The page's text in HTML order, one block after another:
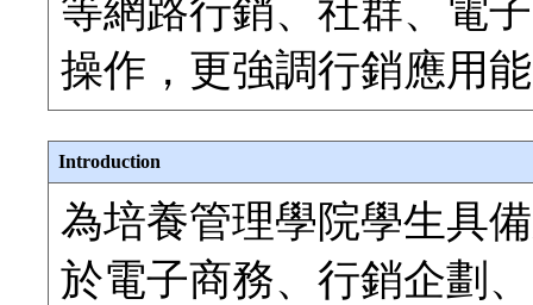
等網路行銷、社群、電
操作，更強調行銷應用
Introduction
為培養管理學院學生具
於電子商務、行銷企劃